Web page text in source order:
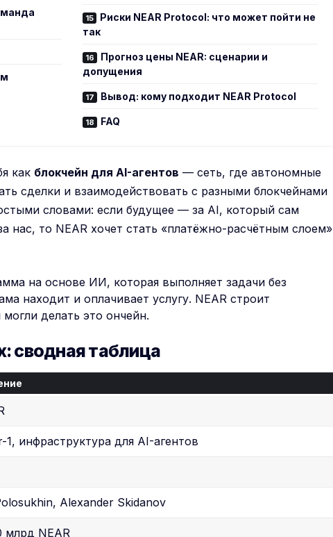
Риски NEAR Protocol: что может пойти не
так
Прогноз цены NEAR: сценарии и
допущения
Вывод: кому подходит NEAR Protocol
FAQ
как блокчейн для AI-агентов — сеть, где автономные
сделки и взаимодействовать с разными блокчейнами
словами: если будущее — за AI, который сам
нас, то NEAR хочет стать «платёжно-расчётным слоем»
на основе ИИ, которая выполняет задачи без
находит и оплачивает услугу. NEAR строит
делать это ончейн.
сводная таблица
1, инфраструктура для AI-агентов
Alexander Skidanov
млрд NEAR